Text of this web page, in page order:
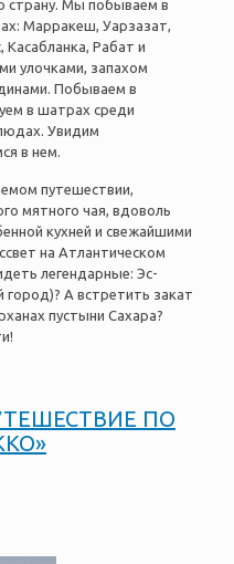
Мы побываем в
Марракеш, Уарзазат,
Рабат и
улочками, запахом
Побываем в
в шатрах среди
Увидим
в нем.
путешествии,
мятного чая, вдоволь
кухней и свежайшими
на Атлантическом
легендарные: Эс-
А встретить закат
пустыни Сахара?
ПО
»